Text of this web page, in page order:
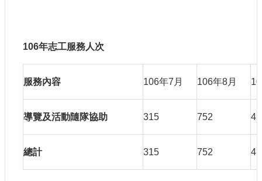
106年志工服務人次
服務內容 106年7月 106年8月
導覽及活動隨隊協助 315 752
總計 315 752